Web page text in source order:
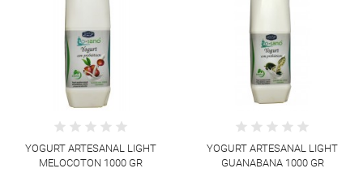
YOGURT ARTESANAL LIGHT
MELOCOTON 1000 GR
YOGURT ARTESANAL LIGHT
GUANABANA 1000 GR